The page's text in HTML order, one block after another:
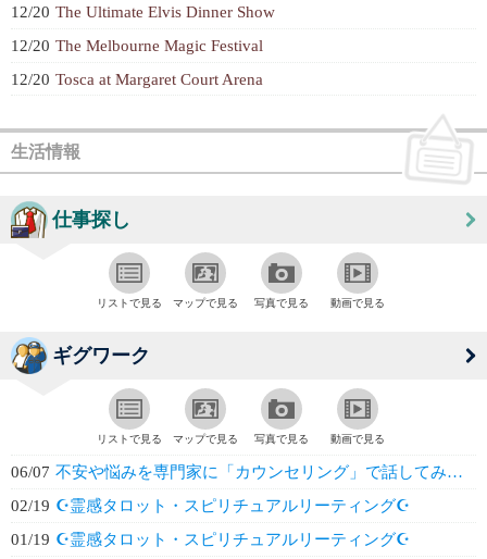
12/20 The Ultimate Elvis Dinner Show
12/20 The Melbourne Magic Festival
12/20 Tosca at Margaret Court Arena
生活情報
仕事探し
リストで見る マップで見る 写真で見る 動画で見る
ギグワーク
リストで見る マップで見る 写真で見る 動画で見る
06/07 不安や悩みを専門家に「カウンセリング」で話してみませんか？
02/19 ☪️霊感タロット・スピリチュアルリーティング☪️
01/19 ☪️霊感タロット・スピリチュアルリーティング☪️